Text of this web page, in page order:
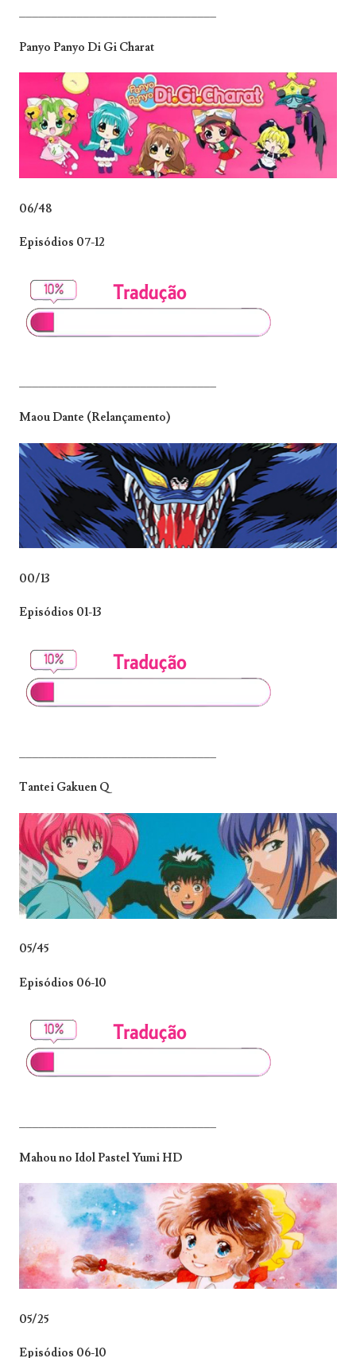
_______________________________
Panyo Panyo Di Gi Charat
06/48
Episódios 07-12
_______________________________
Maou Dante (Relançamento)
00/13
Episódios 01-13
Tantei Gakuen Q
05/45
Episódios 06-10
_______________________________
Mahou no Idol Pastel Yumi HD
05/25
Episódios 06-10